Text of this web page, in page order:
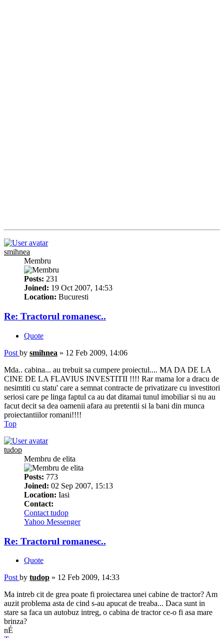
smihnea
Membru
Posts: 231
Joined: 19 Oct 2007, 14:53
Location: Bucuresti
Re: Tractorul romanesc..
Quote
Post by smihnea » 12 Feb 2009, 14:06
Mda.. cabina... au trebuit sa cumpere proiectul.... MA DA DE LA
CINE DE LA FLAVIUS INVESTITII !!!! Rar mama lor a dracu de
nesimtiti cu statu' care a semnat contracte de privatizare cu investitori
seriosi care pe linga faptul ca au dat ditamai tunul imobiliar si nu au
facut decit sa dea oamenii afara au pretentii si la bani din munca
proiectantiilor romani!!!!
Top
tudop
Membru de elita
Posts: 773
Joined: 02 Sep 2007, 15:13
Location: Iasi
Contact:
Contact tudop
Yahoo Messenger
Re: Tractorul romanesc..
Quote
Post by tudop » 12 Feb 2009, 14:33
Ma intreb cit de grea poate fi proiectarea unei cabine de tractor? Am
auzit problema asta de cind s-au apucat de treaba... Daca sunt in
stare sa faca un autobuz intreg, o cabina de tractor ce-o fi asa mare
brinza?
nÉ